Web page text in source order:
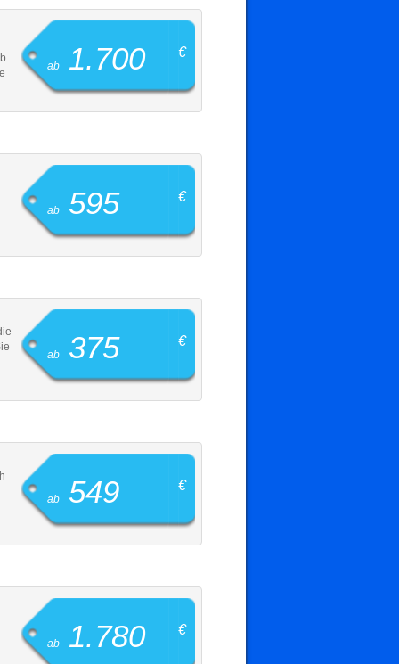
ab 1.700 €
ab 595 €
ab 375 €
ab 549 €
ab 1.780 €